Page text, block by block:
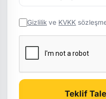
Gizlilik ve KVKK
Teklif